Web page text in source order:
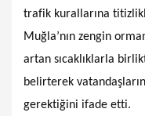
trafik kurallarına
Muğla’nın zengin
artan sıcaklıklarla
belirterek
gerektiğini ifade etti.